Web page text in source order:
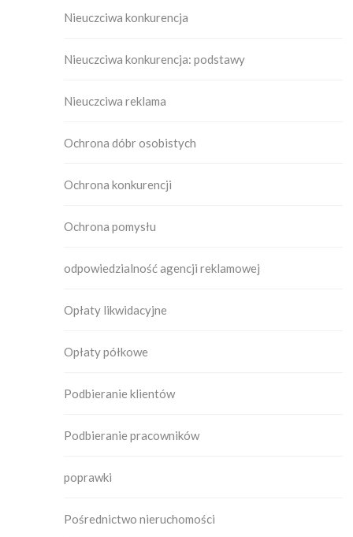
Nieuczciwa konkurencja
Nieuczciwa konkurencja: podstawy
Nieuczciwa reklama
Ochrona dóbr osobistych
Ochrona konkurencji
Ochrona pomysłu
odpowiedzialność agencji reklamowej
Opłaty likwidacyjne
Opłaty półkowe
Podbieranie klientów
Podbieranie pracowników
poprawki
Pośrednictwo nieruchomości